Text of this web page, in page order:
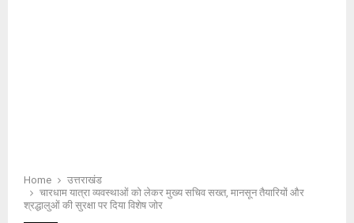
Home
उत्तराखंड
चारधाम यात्रा व्यवस्थाओं को लेकर मुख्य सचिव सख्त, मानसून तैयारियों और
श्रद्धालुओं की सुरक्षा पर दिया विशेष जोर